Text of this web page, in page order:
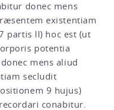
donec mens
existentiam
partis II) hoc est (ut
potentia
mens aliud
secludit
9 hujus)
conabitur.